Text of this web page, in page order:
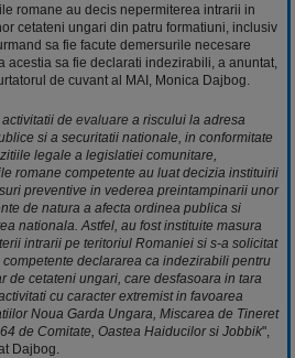
romane au decis nepermiterea intrarii in
cetateni ungari din patru formatiuni, inclusiv
sa fie facute demersurile necesare
acestia sa fie declarati indezirabili, a anuntat,
de cuvant al MAI, Monica Dajbog.
de evaluare a riscului la adresa
si a securitatii nationale, in conformitate
legale a legislatiei comunitare,
romane competente au luat decizia instituirii
preventive in vederea preintampinarii unor
de natura a afecta ordinea publica si
nationala. Astfel, au fost instituite masura
intrarii pe teritoriul Romaniei si s-a solicitat
competente declararea ca indezirabili pentru
de cetateni ungari, care desfasoara in tara
cu caracter extremist in favoarea
Noua Garda Ungara, Miscarea de Tineret
de Comitate, Oastea Haiducilor si Jobbik",
Dajbog.